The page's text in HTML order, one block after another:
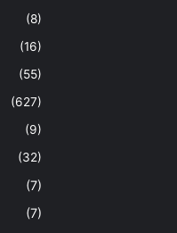
(8)
(16)
(55)
(627)
(9)
(32)
(7)
(7)